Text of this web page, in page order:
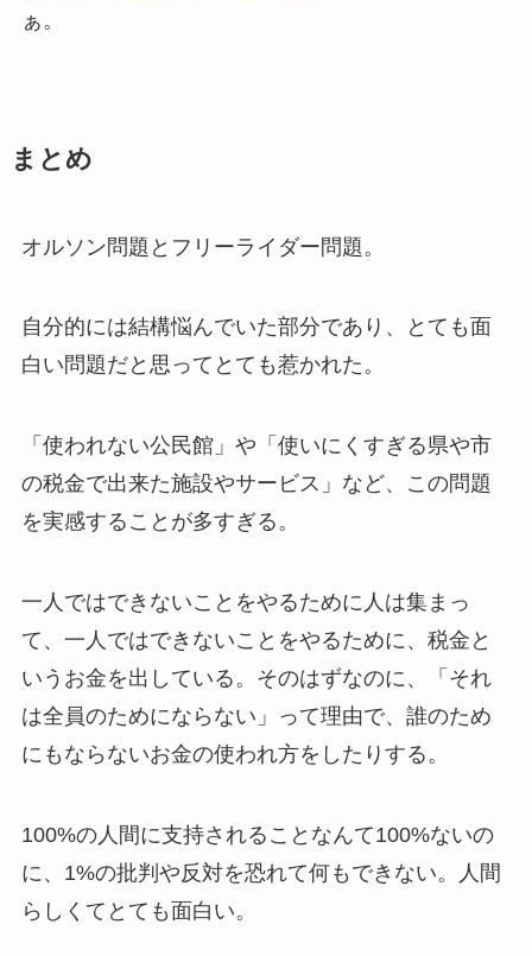
ぁ。
まとめ
オルソン問題とフリーライダー問題。
自分的には結構悩んでいた部分であり、とても面
白い問題だと思ってとても惹かれた。
「使われない公民館」や「使いにくすぎる県や市
の税金で出来た施設やサービス」など、この問題
を実感することが多すぎる。
一人ではできないことをやるために人は集まっ
て、一人ではできないことをやるために、税金と
いうお金を出している。そのはずなのに、「それ
は全員のためにならない」って理由で、誰のため
にもならないお金の使われ方をしたりする。
100%の人間に支持されることなんて100%ないの
に、1%の批判や反対を恐れて何もできない。人間
らしくてとても面白い。